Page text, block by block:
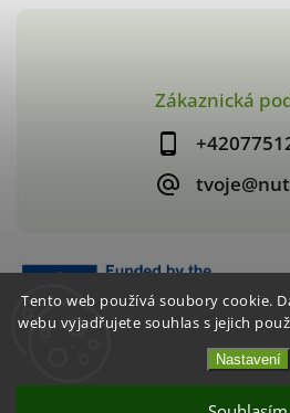
Tento web používá soubory cookie.
webu vyjadřujete souhlas s jejich
Nastavení
Zákaznická
nutiva.cz
Shoptet |